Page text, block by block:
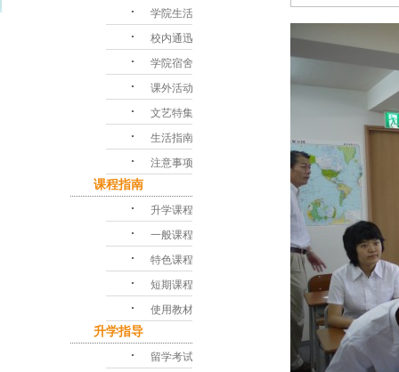
･ 学院生活
･ 校内通迅
･ 学院宿舍
･ 课外活动
･ 文艺特集
･ 生活指南
･ 注意事项
课程指南
･ 升学课程
･ 一般课程
･ 特色课程
･ 短期课程
･ 使用教材
升学指导
･ 留学考试对策